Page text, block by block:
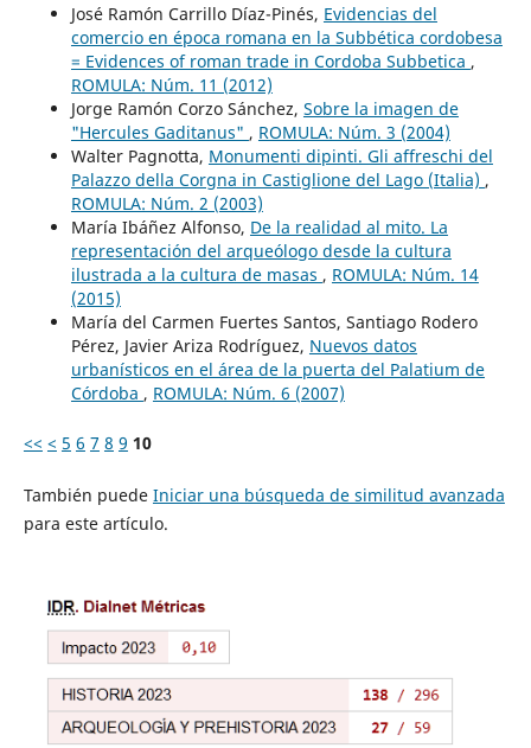
José Ramón Carrillo Díaz-Pinés, Evidencias del
comercio en época romana en la Subbética cordobesa
= Evidences of roman trade in Cordoba Subbetica ,
ROMULA: Núm. 11 (2012)
Jorge Ramón Corzo Sánchez, Sobre la imagen de
"Hercules Gaditanus" , ROMULA: Núm. 3 (2004)
Walter Pagnotta, Monumenti dipinti. Gli affreschi del
Palazzo della Corgna in Castiglione del Lago (Italia) ,
ROMULA: Núm. 2 (2003)
María Ibáñez Alfonso, De la realidad al mito. La
representación del arqueólogo desde la cultura
ilustrada a la cultura de masas , ROMULA: Núm. 14
(2015)
María del Carmen Fuertes Santos, Santiago Rodero
Pérez, Javier Ariza Rodríguez, Nuevos datos
urbanísticos en el área de la puerta del Palatium de
Córdoba , ROMULA: Núm. 6 (2007)
<< < 5 6 7 8 9 10
También puede Iniciar una búsqueda de similitud avanzada
para este artículo.